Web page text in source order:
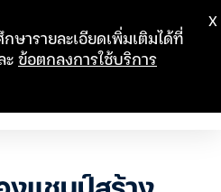
ษารายละเอียดเพิ่มเติมได้ที่
ะข้อตกลงการใช้บริการ
X